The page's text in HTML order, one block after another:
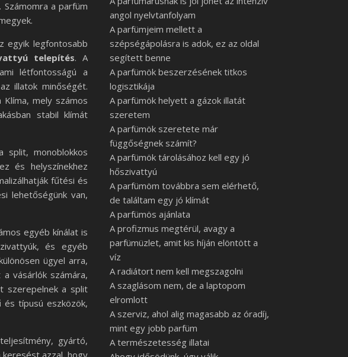
a parfüm
egyik legfontosabb
telepítés. A
létfontosságú a
illatok minőségét.
mely számos
stabil klímát
split, monoblokkos
és helyszínekhez
fűtési és
lehetőségünk van,
egyéb kínálat is
és egyéb
ügyel arra,
vásárlók számára,
szerepelnek a split
és típusú eszközök,
gyártó,
keresést azzal, hogy
angol nyelvtanfolyam
A parfümjeim mellett a
szépségápolásra is adok, ez az oldal
segített benne
A parfümök beszerzésének titkos
logisztikája
A parfümök helyett a gázok illatát
szeretem
A parfümök szeretete már
függőségnek számít?
A parfümök tárolásához kell egy jó
hőszivattyú
A parfümöm továbbra sem elérhető,
de találtam egy jó klímát
A parfümös ajánlata
A profizmus megtérül, avagy a
parfümüzlet, amit kis híján elöntött a
víz
A radiátort nem kell megszagolni
A szaglásom nem, de a laptopom
elromlott
A szerviz, ahol alig magasabb az óradíj,
mint egy jobb parfüm
A természetesség illatai